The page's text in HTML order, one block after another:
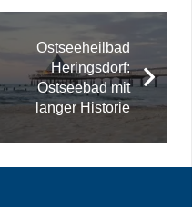
Ostseeheilbad
Heringsdorf:
Ostseebad mit
langer Historie